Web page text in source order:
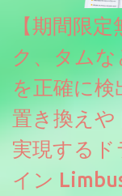
複数のベロシティレ
することで、弱く演
る音色が得られま
せん。
【期間限
ク、タム
を正確に
置き換えや
実現する
イン